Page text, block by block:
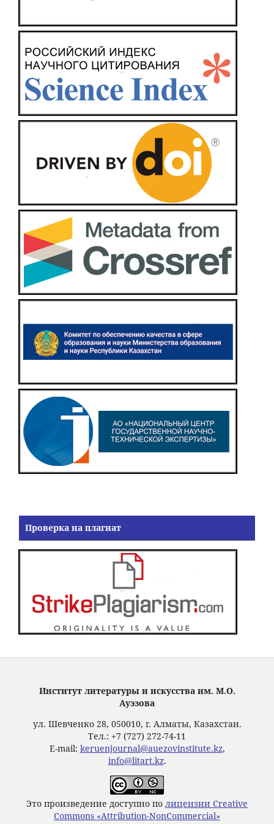
Проверка на плагиат
Институт литературы и искусства им. М.О.
Ауэзова
ул. Шевченко 28, 050010, г. Алматы, Казахстан.
Тел.: +7 (727) 272-74-11
E-mail: keruenjournal@auezovinstitute.kz,
info@litart.kz.
Это произведение доступно по лицензии Creative
Commons «Attribution-NonCommercial»